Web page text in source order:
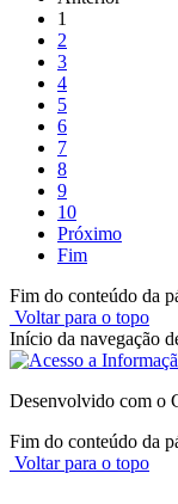
1
2
3
4
5
6
7
8
9
10
Próximo
Fim
Fim do conteúdo da
Voltar para o topo
Início da navegação
Desenvolvido com o
Fim do conteúdo da
Voltar para o topo